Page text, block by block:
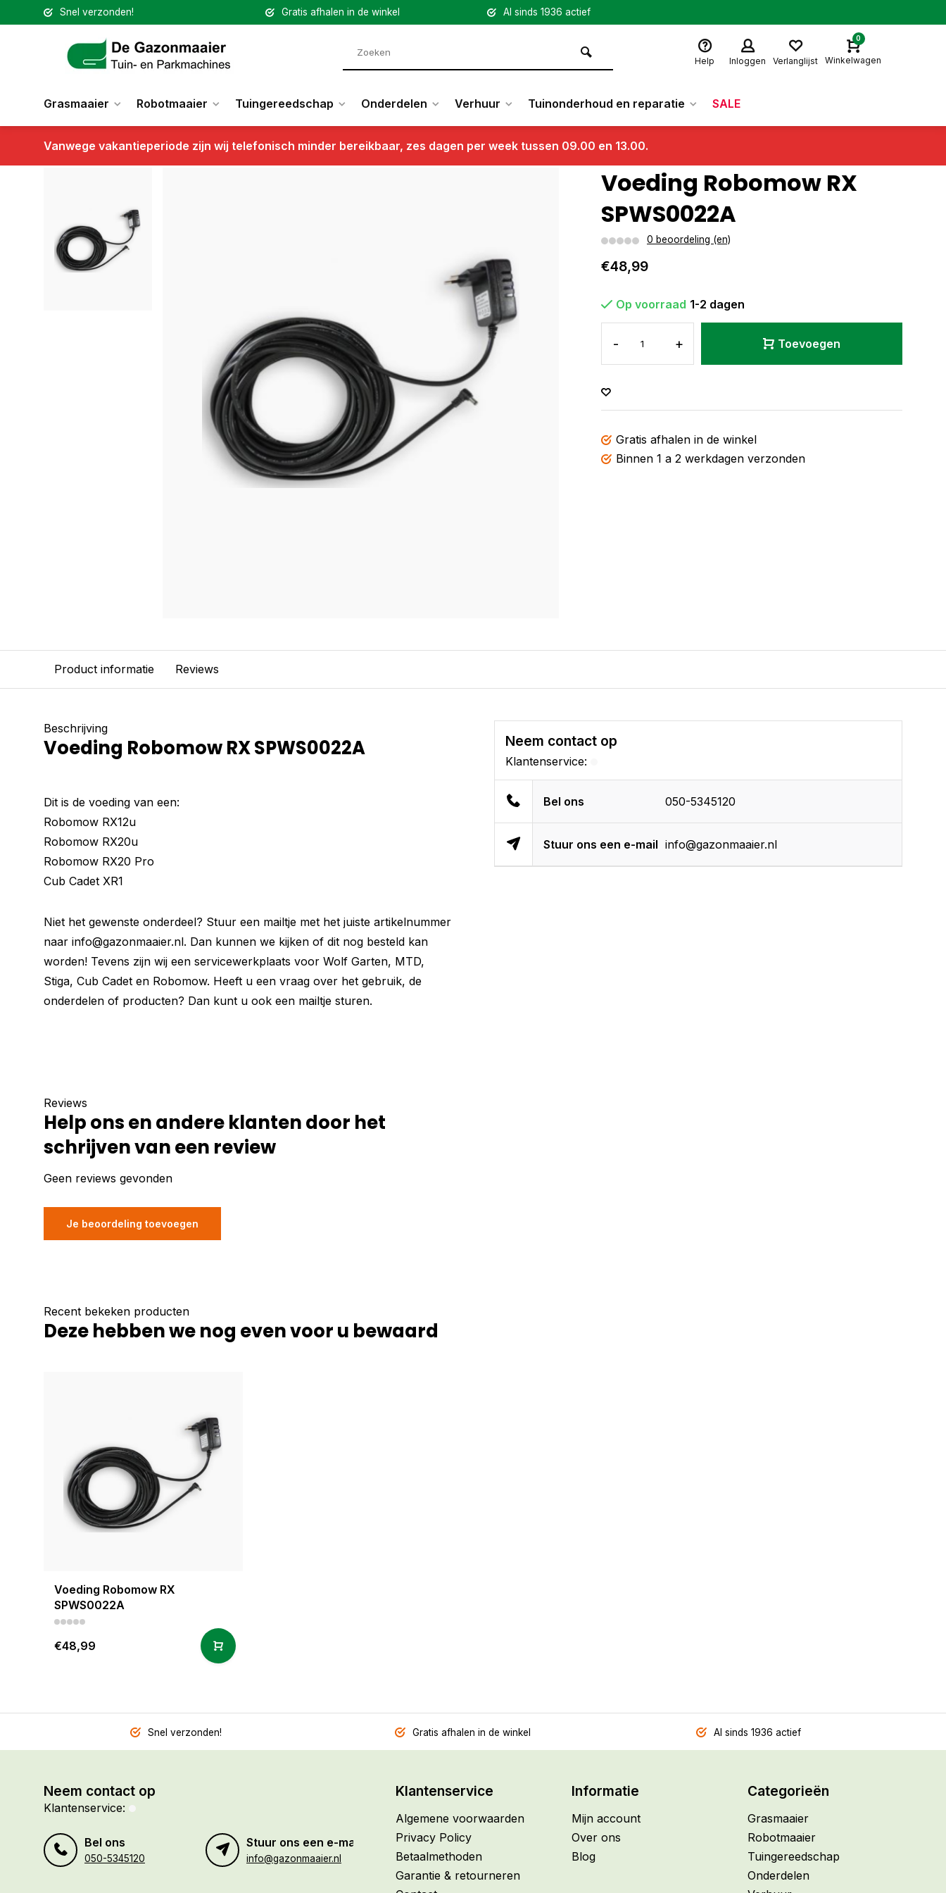
Snel verzonden! Gratis afhalen in de winkel Al sinds 1936 actief
Help Inloggen Verlanglijst
0
Winkelwagen
Grasmaaier Robotmaaier Tuingereedschap Onderdelen Verhuur Tuinonderhoud en reparatie SALE
Vanwege vakantieperiode zijn wij telefonisch minder bereikbaar, zes dagen per week tussen 09.00 en 13.00.
Terug Voeding Robomow RX SPWS0022A
Voeding Robomow RX
SPWS0022A
0 beoordeling (en)
€48,99
Op voorraad 1-2 dagen
- + Toevoegen
Gratis afhalen in de winkel
Binnen 1 a 2 werkdagen verzonden
Product informatie Reviews
Beschrijving
Voeding Robomow RX SPWS0022A
Dit is de voeding van een:
Robomow RX12u
Robomow RX20u
Robomow RX20 Pro
Cub Cadet XR1
Niet het gewenste onderdeel? Stuur een mailtje met het juiste artikelnummer
naar info@gazonmaaier.nl. Dan kunnen we kijken of dit nog besteld kan
worden! Tevens zijn wij een servicewerkplaats voor Wolf Garten, MTD,
Stiga, Cub Cadet en Robomow. Heeft u een vraag over het gebruik, de
onderdelen of producten? Dan kunt u ook een mailtje sturen.
Neem contact op
Klantenservice:
Bel ons 050-5345120
Stuur ons een e-mail info@gazonmaaier.nl
Reviews
Help ons en andere klanten door het
schrijven van een review
Geen reviews gevonden
Je beoordeling toevoegen
Recent bekeken producten
Deze hebben we nog even voor u bewaard
Voeding Robomow RX
SPWS0022A
€48,99
Snel verzonden! Gratis afhalen in de winkel Al sinds 1936 actief
Neem contact op
Klantenservice:
Bel ons
050-5345120
Stuur ons een e-mail
info@gazonmaaier.nl
Klantenservice
Algemene voorwaarden
Privacy Policy
Betaalmethoden
Garantie & retourneren
Informatie
Mijn account
Over ons
Blog
Categorieën
Grasmaaier
Robotmaaier
Tuingereedschap
Onderdelen